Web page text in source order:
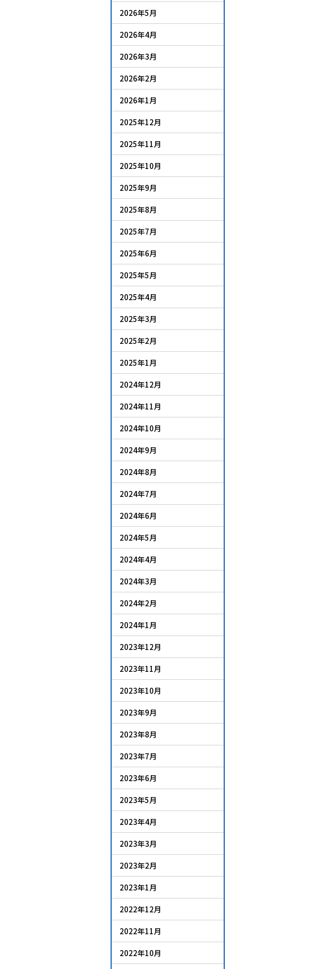
2026年5月
2026年4月
2026年3月
2026年2月
2026年1月
2025年12月
2025年11月
2025年10月
2025年9月
2025年8月
2025年7月
2025年6月
2025年5月
2025年4月
2025年3月
2025年2月
2025年1月
2024年12月
2024年11月
2024年10月
2024年9月
2024年8月
2024年7月
2024年6月
2024年5月
2024年4月
2024年3月
2024年2月
2024年1月
2023年12月
2023年11月
2023年10月
2023年9月
2023年8月
2023年7月
2023年6月
2023年5月
2023年4月
2023年3月
2023年2月
2023年1月
2022年12月
2022年11月
2022年10月